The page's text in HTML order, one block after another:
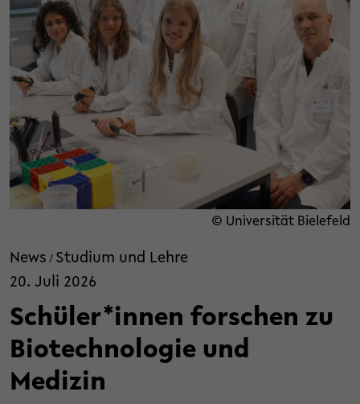
© Universität Bielefeld
News / Studium und Lehre
20. Juli 2026
Schüler*innen forschen zu
Biotechnologie und
Medizin